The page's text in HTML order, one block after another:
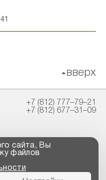
вверх
+7 (812) 777–79–21
+7 (812) 677–31–09
сайта, Вы
файлов